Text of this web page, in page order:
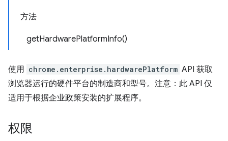
方法
getHardwarePlatformInfo()
使用 chrome.enterprise.hardwarePlatform API 获取
浏览器运行的硬件平台的制造商和型号。注意：此 API 仅
适用于根据企业政策安装的扩展程序。
权限